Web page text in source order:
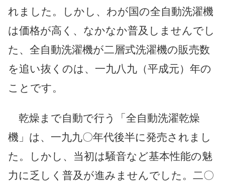
れました。しかし、わが国の全自動洗濯機
は価格が高く、なかなか普及しませんでし
た、全自動洗濯機が二層式洗濯機の販売数
を追い抜くのは、一九八九（平成元）年の
ことです。
乾燥まで自動で行う「全自動洗濯乾燥
機」は、一九九〇年代後半に発売されまし
た。しかし、当初は騒音など基本性能の魅
力に乏しく普及が進みませんでした。二〇